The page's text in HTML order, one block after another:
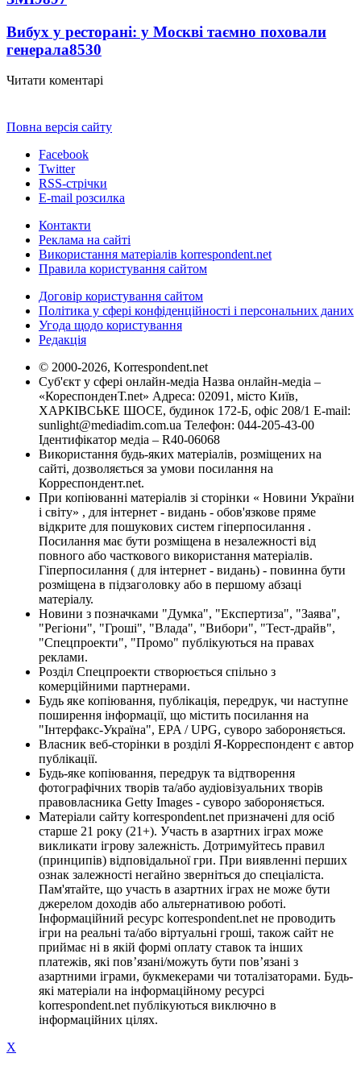
Вибух у ресторані: у Москві таємно поховали
генерала8530
Читати коментарі
Повна версія сайту
Facebook
Twitter
RSS-стрічки
E-mail розсилка
Контакти
Реклама на сайті
Використання матеріалів korrespondent.net
Правила користування сайтом
Договір користування сайтом
Політика у сфері конфіденційності і персональних даних
Угода щодо користування
Редакція
© 2000-2026, Korrespondent.net
Суб'єкт у сфері онлайн-медіа Назва онлайн-медіа –
«КореспонденТ.net» Адреса: 02091, місто Київ,
ХАРКІВСЬКЕ ШОСЕ, будинок 172-Б, офіс 208/1 E-mail:
sunlight@mediadim.com.ua Телефон: 044-205-43-00
Ідентифікатор медіа – R40-06068
Використання будь-яких матеріалів, розміщених на
сайті, дозволяється за умови посилання на
Корреспондент.net.
При копіюванні матеріалів зі сторінки « Новини України
і світу» , для інтернет - видань - обов'язкове пряме
відкрите для пошукових систем гіперпосилання .
Посилання має бути розміщена в незалежності від
повного або часткового використання матеріалів.
Гіперпосилання ( для інтернет - видань) - повинна бути
розміщена в підзаголовку або в першому абзаці
матеріалу.
Новини з позначками "Думка", "Експертиза", "Заява",
"Регіони", "Гроші", "Влада", "Вибори", "Тест-драйв",
"Спецпроекти", "Промо" публікуються на правах
реклами.
Розділ Спецпроекти створюється спільно з
комерційними партнерами.
Будь яке копіювання, публікація, передрук, чи наступне
поширення інформації, що містить посилання на
"Інтерфакс-Україна", EPA / UPG, суворо забороняється.
Власник веб-сторінки в розділі Я-Корреспондент є автор
публікації.
Будь-яке копіювання, передрук та відтворення
фотографічних творів та/або аудіовізуальних творів
правовласника Getty Images - суворо забороняється.
Матеріали сайту korrespondent.net призначені для осіб
старше 21 року (21+). Участь в азартних іграх може
викликати ігрову залежність. Дотримуйтесь правил
(принципів) відповідальної гри. При виявленні перших
ознак залежності негайно зверніться до спеціаліста.
Пам'ятайте, що участь в азартних іграх не може бути
джерелом доходів або альтернативою роботі.
Інформаційний ресурс korrespondent.net не проводить
ігри на реальні та/або віртуальні гроші, також сайт не
приймає ні в якій формі оплату ставок та інших
платежів, які пов’язані/можуть бути пов’язані з
азартними іграми, букмекерами чи тоталізаторами. Будь-
які матеріали на інформаційному ресурсі
korrespondent.net публікуються виключно в
інформаційних цілях.
X